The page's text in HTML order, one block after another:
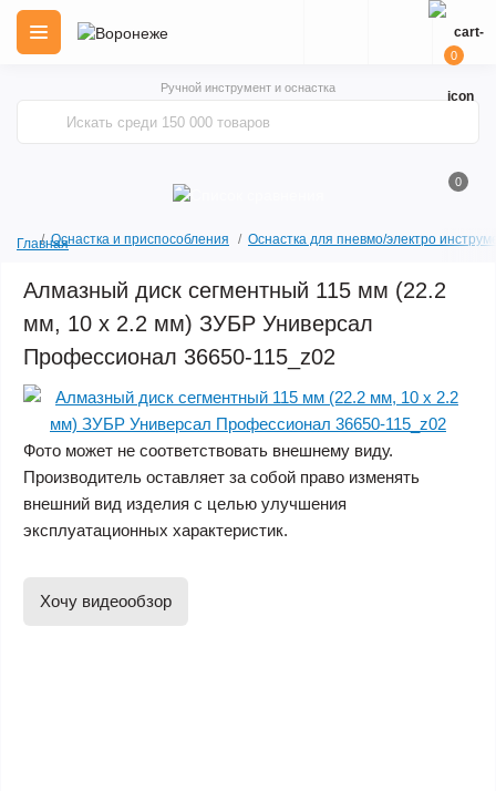
Ручной инструмент и оснастка
0
0
ГлавнаяОснастка и приспособления Оснастка для пневмо/электро
Алмазный диск сегментный 115 мм (22.2
мм, 10 x 2.2 мм) ЗУБР Универсал
Профессионал 36650-115_z02
Фото может не соответствовать внешнему виду.
Производитель оставляет за собой право изменять
внешний вид изделия с целью улучшения
эксплуатационных характеристик.
Хочу видеообзор